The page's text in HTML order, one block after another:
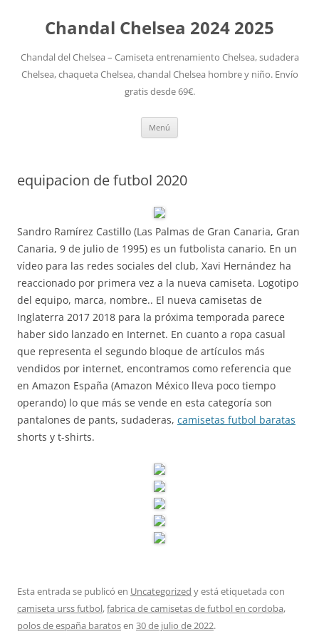
Chandal Chelsea 2024 2025
Chandal del Chelsea – Camiseta entrenamiento Chelsea, sudadera
Chelsea, chaqueta Chelsea, chandal Chelsea hombre y niño. Envío
gratis desde 69€.
Menú
equipacion de futbol 2020
Sandro Ramírez Castillo (Las Palmas de Gran Canaria, Gran
Canaria, 9 de julio de 1995) es un futbolista canario. En un
vídeo para las redes sociales del club, Xavi Hernández ha
reaccionado por primera vez a la nueva camiseta. Logotipo
del equipo, marca, nombre.. El nueva camisetas de
Inglaterra 2017 2018 para la próxima temporada parece
haber sido lanzado en Internet. En cuanto a ropa casual
que representa el segundo bloque de artículos más
vendidos por internet, encontramos como referencia que
en Amazon España (Amazon México lleva poco tiempo
operando) lo que más se vende en esta categoría son
pantalones de pants, sudaderas, camisetas futbol baratas
shorts y t-shirts.
Esta entrada se publicó en Uncategorized y está etiquetada con
camiseta urss futbol,fabrica de camisetas de futbol en cordoba,
polos de españa baratosen 30 de julio de 2022.